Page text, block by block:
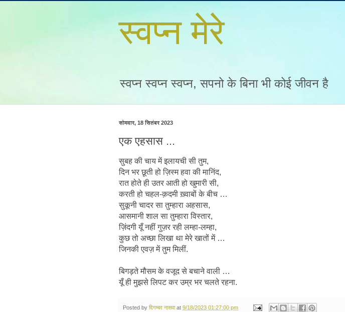
स्वप्न मेरे
स्वप्न स्वप्न स्वप्न, सपनो के बिना भी कोई जीवन है
सोमवार, 18 सितंबर 2023
एक एहसास ...
सुबह की चाय में इलायची सी तुम,
दिन भर छूती हो ज़िस्म हवा की मानिंद,
रात होते ही उतर आती हो खुमारी सी,
करती हो चहल-क़दमी ख़्वाबों के बीच …
सुकूनी चादर सा तुम्हारा अहसास,
आसमानी शाल सा तुम्हारा विस्तार,
ज़िंदगी यूँ नहीं गुज़र रही लम्हा-लम्हा,
कुछ तो अच्छा लिखा था मेरे खातों में …
जिनकी एवज़ में तुम मिलीं.
बिगड़ते मौसम के वजूद से बचाने वाली …
यूँ ही मुझसे लिपट कर उम्र भर चलते रहना.
Posted by दिगम्बर नासवा at 9/18/2023 01:27:00 pm